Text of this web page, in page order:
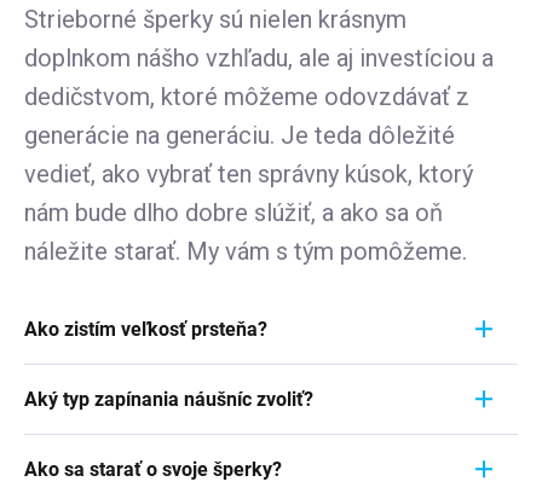
Strieborné šperky sú nielen krásnym
doplnkom nášho vzhľadu, ale aj investíciou a
dedičstvom, ktoré môžeme odovzdávať z
generácie na generáciu. Je teda dôležité
vedieť, ako vybrať ten správny kúsok, ktorý
nám bude dlho dobre slúžiť, a ako sa oň
náležite starať. My vám s tým pomôžeme.
Ako zistím veľkosť prsteňa?
Aby ste zistili jeho veľkosť, vezmite pravítko a
položte ho priamo na prstienok, ktorý momentálne
nosíte. Dôležité je zamerať sa na jeho VNÚTORNÝ
Aký typ zapínania náušníc zvoliť?
pohodlie, bezpečnosť a štýl náušníc. Strieborné
Ako sa starať o svoje šperky?